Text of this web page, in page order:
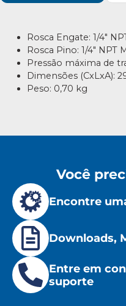
Rosca Engate: 1/4″
Rosca Pino: 1/4″ NPT
Pressão máxima de
Dimensões (CxLxA):
Peso: 0,70 kg
Você
Encontre
Downloads,
Entre em
suporte